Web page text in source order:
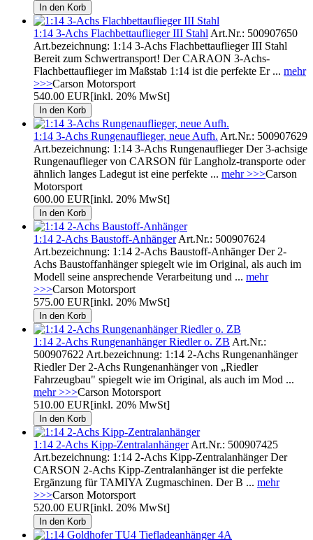
1:14 3-Achs Flachbettauflieger III Stahl Art.Nr.: 500907650
Art.bezeichnung: 1:14 3-Achs Flachbettauflieger III Stahl
Bereit zum Schwertransport! Der CARAON 3-Achs-
Flachbettauflieger im Maßstab 1:14 ist die perfekte Er ... mehr
>>>Carson Motorsport
540.00 EUR[inkl. 20% MwSt]
1:14 3-Achs Rungenauflieger, neue Aufh. Art.Nr.: 500907629
Art.bezeichnung: 1:14 3-Achs Rungenauflieger Der 3-achsige
Rungenauflieger von CARSON für Langholz-transporte oder
ähnlich langes Ladegut ist eine perfekte ... mehr >>>Carson
Motorsport
600.00 EUR[inkl. 20% MwSt]
1:14 2-Achs Baustoff-AnhängerArt.Nr.: 500907624
Art.bezeichnung: 1:14 2-Achs Baustoff-Anhänger Der 2-
Achs Baustoffanhänger spiegelt wie im Original, als auch im
Modell seine ansprechende Verarbeitung und ... mehr
>>>Carson Motorsport
575.00 EUR[inkl. 20% MwSt]
1:14 2-Achs Rungenanhänger Riedler o. ZB Art.Nr.:
500907622 Art.bezeichnung: 1:14 2-Achs Rungenanhänger
Riedler Der 2-Achs Rungenanhänger von „Riedler
Fahrzeugbau" spiegelt wie im Original, als auch im Mod ...
mehr >>>Carson Motorsport
510.00 EUR[inkl. 20% MwSt]
1:14 2-Achs Kipp-ZentralanhängerArt.Nr.: 500907425
Art.bezeichnung: 1:14 2-Achs Kipp-Zentralanhänger Der
CARSON 2-Achs Kipp-Zentralanhänger ist die perfekte
Ergänzung für TAMIYA Zugmaschinen. Der B ... mehr
>>>Carson Motorsport
520.00 EUR[inkl. 20% MwSt]